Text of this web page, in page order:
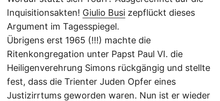
Inquisitionsakten! Giulio Busi zepflückt dieses
Argument im Tagesspiegel.
Übrigens erst 1965 (!!!) machte die
Ritenkongregation unter Papst Paul VI. die
Heiligenverehrung Simons rückgängig und stellte
fest, dass die Trienter Juden Opfer eines
Justizirrtums geworden waren. Nun ist er wieder